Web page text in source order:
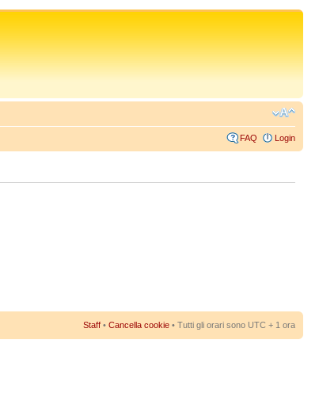
FAQ Login
Staff • Cancella cookie • Tutti gli orari sono UTC + 1 ora